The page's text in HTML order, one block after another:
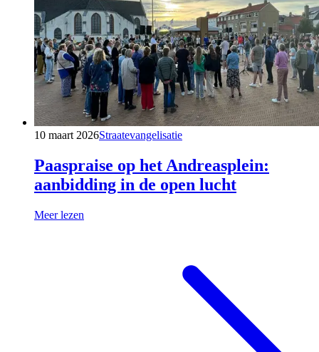
10 maart 2026Straatevangelisatie
Paaspraise op het Andreasplein:
aanbidding in de open lucht
Meer lezen